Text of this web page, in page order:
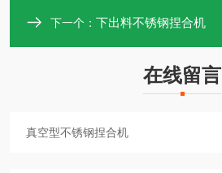
下一个： 下出料不锈钢捏合机
在线留言